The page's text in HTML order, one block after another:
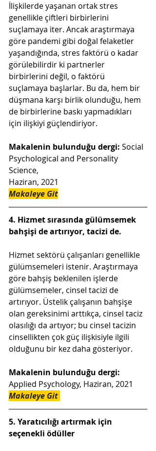
İlişkilerde yaşanan ortak stres
genellikle çiftleri birbirlerini
suçlamaya iter. Ancak araştırmaya
göre pandemi gibi doğal felaketler
yaşandığında, stres faktörü o kadar
görülebilirdir ki partnerler
birbirlerini değil, o faktörü
suçlamaya başlarlar. Bu da, hem bir
düşmana karşı birlik olunduğu, hem
de birbirlerine baskı yapmadıkları
için ilişkiyi güçlendiriyor.
Makalenin bulunduğu dergi: Social
Psychological and Personality
Science,
Haziran, 2021
Makaleye Git
4. Hizmet sırasında gülümsemek
bahşişi de artırıyor, tacizi de.
Hizmet sektörü çalışanları genellikle
gülümsemeleri istenir. Araştırmaya
göre bahşiş beklenilen işlerde
gülümsemeler, cinsel tacizi de
artırıyor. Üstelik çalışanın bahşişe
olan gereksinimi arttıkça, cinsel taciz
olasılığı da artıyor; bu cinsel tacizin
cinsellikten çok güç ilişkisiyle ilgili
olduğunu bir kez daha gösteriyor.
Makalenin bulunduğu dergi:
Applied Psychology, Haziran, 2021
Makaleye Git
5. Yaratıcılığı artırmak için
seçenekli ödüller